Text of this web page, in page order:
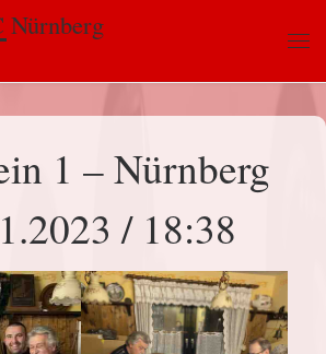
Nürnberg
1 – Nürnberg
/ 18:38